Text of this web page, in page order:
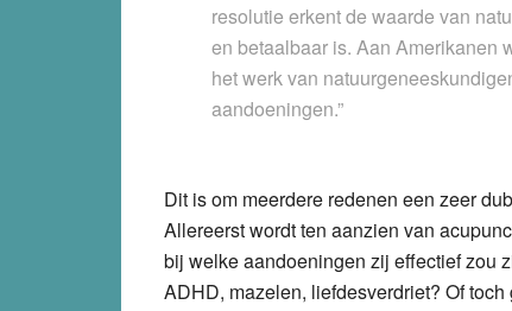
resolutie erkent de waarde van
en betaalbaar is. Aan Amerikanen
het werk van
aandoeningen.”
Dit is om meerdere redenen een zeer
Allereerst wordt ten aanzien van
bij welke aandoeningen zij effectief zou
ADHD, mazelen, liefdesverdriet? Of